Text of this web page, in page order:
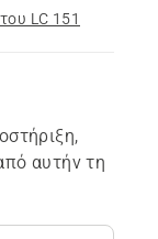
LC 151
αυτήν τη